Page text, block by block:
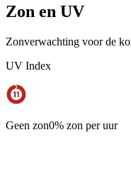
Zon en UV
Zonverwachting voor de
UV Index
Geen zon0% zon per uur